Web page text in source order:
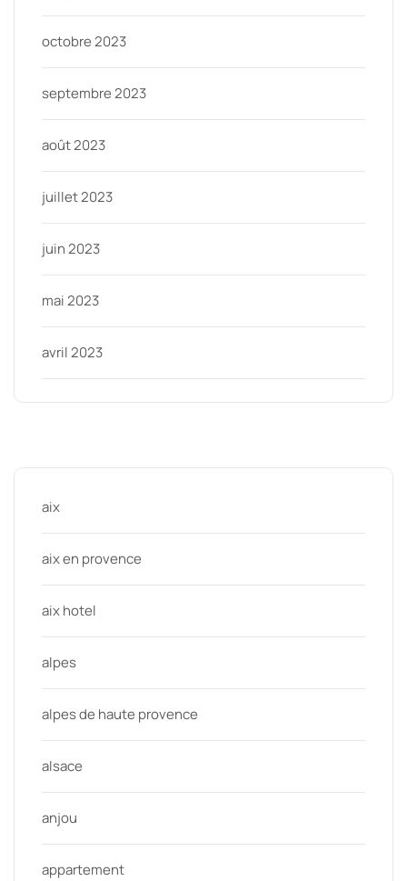
octobre 2023
septembre 2023
août 2023
juillet 2023
juin 2023
mai 2023
avril 2023
aix
aix en provence
aix hotel
alpes
alpes de haute provence
alsace
anjou
appartement